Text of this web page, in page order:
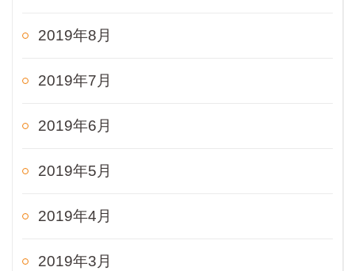
2019年8月
2019年7月
2019年6月
2019年5月
2019年4月
2019年3月